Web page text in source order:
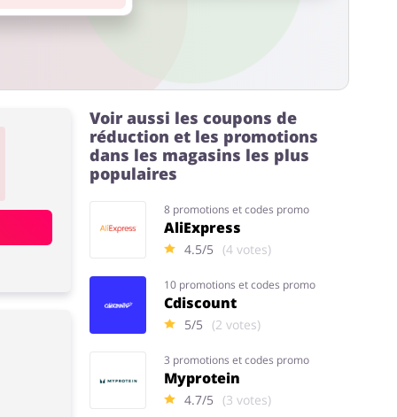
Voir aussi les coupons de
réduction et les promotions
dans les magasins les plus
populaires
8 promotions et codes promo
AliExpress
4.5/5 (4 votes)
10 promotions et codes promo
Cdiscount
5/5 (2 votes)
3 promotions et codes promo
Myprotein
4.7/5 (3 votes)